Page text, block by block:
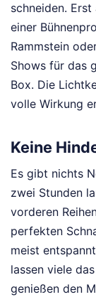
schneiden.
einer
Rammstein
Shows für das
Box. Die
volle Wirkung
Keine
Es gibt nichts
zwei Stunden
vorderen
perfekten
meist
lassen viele
genießen den